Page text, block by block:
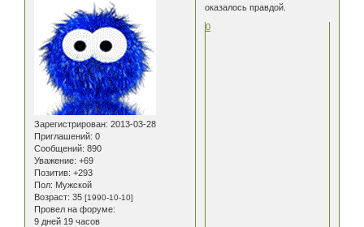
Зарегистрирован: 2013-03-28
Приглашений: 0
Сообщений: 890
Уважение: +69
Позитив: +293
Пол: Мужской
Возраст: 35 [1990-10-10]
Провел на форуме:
9 дней 19 часов
оказалось правдой.
0